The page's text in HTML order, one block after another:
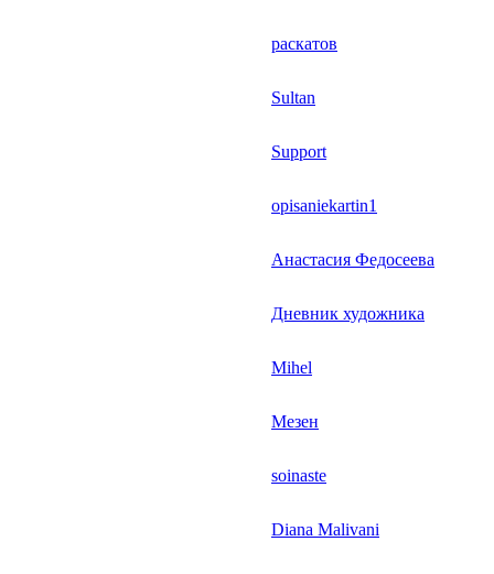
раскатов
Sultan
Support
opisaniekartin1
Анастасия Федосеева
Дневник художника
Mihel
Мезен
soinaste
Diana Malivani